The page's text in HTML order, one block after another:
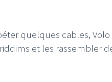
quelques cables,
et les rassembler